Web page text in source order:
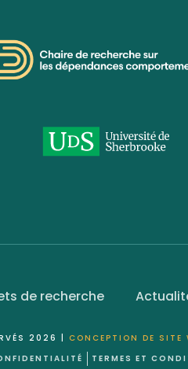
de recherche
2026 | CONCEPTION DE SITE
TERMES ET